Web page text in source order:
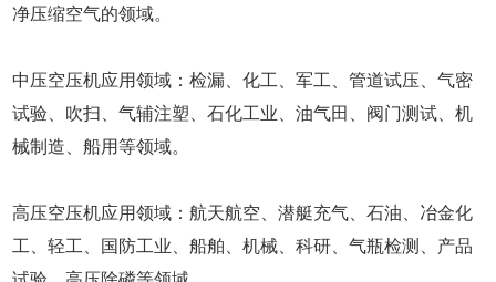
净压缩空气的领域。
中压空压机应用领域：检漏、化工、军工、管道试压、气密
试验、吹扫、气辅注塑、石化工业、油气田、阀门测试、机
械制造、船用等领域。
高压空压机应用领域：航天航空、潜艇充气、石油、冶金化
工、轻工、国防工业、船舶、机械、科研、气瓶检测、产品